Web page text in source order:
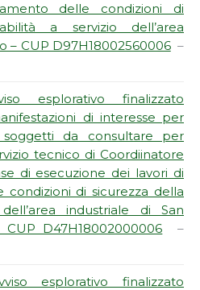
delle condizioni di
a servizio dell’area
– CUP D97H18002560006–
esplorativo finalizzato
di interesse per
soggetti da consultare per
tecnico di Coordiinatore
di esecuzione dei lavori di
condizioni di sicurezza della
industriale di San
D47H18002000006 –
esplorativo finalizzato